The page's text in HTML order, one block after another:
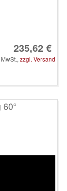
235,62 €
zzgl. Versand
60°